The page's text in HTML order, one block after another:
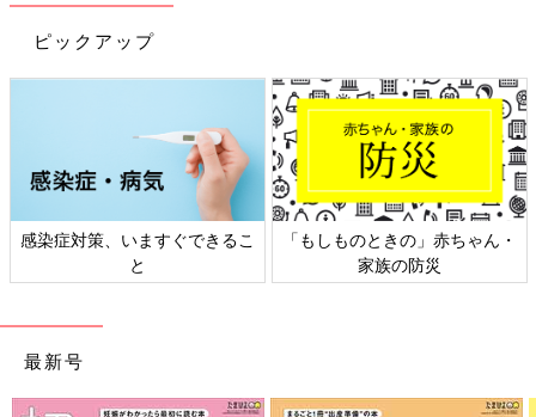
ピックアップ
日本外来小児科学会リーフレッ
ト検討会
六星占術 細木かおりさんの人生
相談
最新号